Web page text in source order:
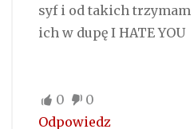
syf i od takich
ich w dupę I HATE YOU
0
0
Odpowiedz